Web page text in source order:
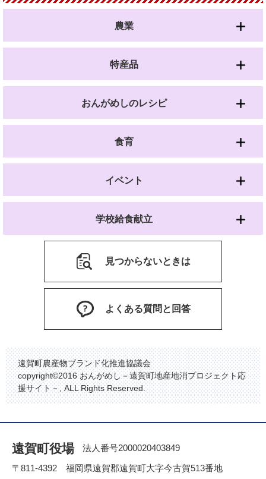
農業
特産品
おんがめしのレシピ
食育
イベント
学校給食献立
見つからないときは
よくある質問と回答
遠賀町農産物ブランド化推進協議会
copyright©2016 おんがめし－遠賀町地産地消プロジェクト応
援サイト－, ALL Rights Reserved.
遠賀町役場
法人番号2000020403849
〒811-4392 福岡県遠賀郡遠賀町大字今古賀513番地